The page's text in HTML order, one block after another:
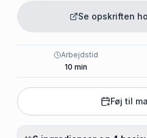
Se opskriften
Arbejdstid
10 min
Føj til